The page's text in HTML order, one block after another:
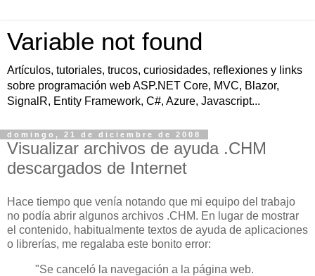
Variable not found
Artículos, tutoriales, trucos, curiosidades, reflexiones y links
sobre programación web ASP.NET Core, MVC, Blazor,
SignalR, Entity Framework, C#, Azure, Javascript...
domingo, 21 de diciembre de 2008
Visualizar archivos de ayuda .CHM
descargados de Internet
Hace tiempo que venía notando que mi equipo del trabajo
no podía abrir algunos archivos .CHM. En lugar de mostrar
el contenido, habitualmente textos de ayuda de aplicaciones
o librerías, me regalaba este bonito error:
"Se canceló la navegación a la página web.